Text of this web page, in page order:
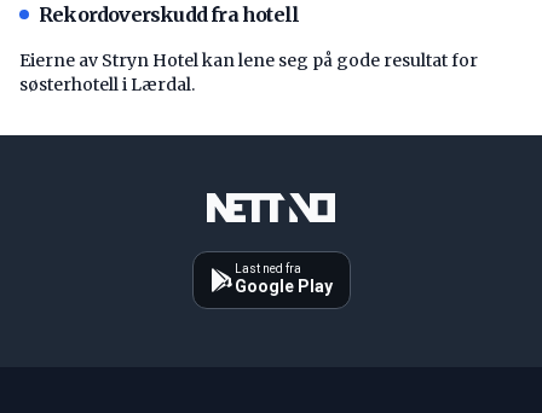
Rekordoverskudd fra hotell
Eierne av Stryn Hotel kan lene seg på gode resultat for
søsterhotell i Lærdal.
Last ned fra
Google Play